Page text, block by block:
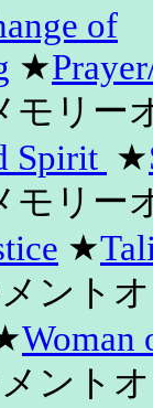
of
★
モリー
Spirit ★
モリー
★
ント
Woman
ント